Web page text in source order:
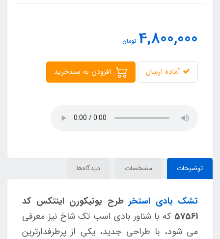
4,800,000 تومان
آماده ارسال
توضیحات مشخصات دیدگاه‌ها
تشک بادی استخر طرح یونیکورن اینتکس کد
57561 که با شناور بادی اسب تک شاخ نیز معرفی
می شود، با طراحی جدید، یکی از پرطرفدارترین